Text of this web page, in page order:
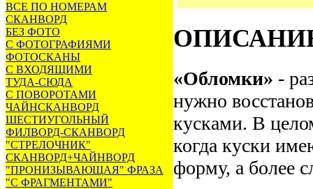
ВСЕ ПО НОМЕРАМ
СКАНВОРД
БЕЗ ФОТО
С ФОТОГРАФИЯМИ
ФОТОСКАНЫ
С ВХОДЯЩИМИ
ТУДА-СЮДА
С ПОВОРОТАМИ
ЧАЙНСКАНВОРД
ШЕСТИУГОЛЬНЫЙ
ФИЛВОРД-СКАНВОРД
"СТРЕЛОЧНИК"
СКАНВОРД+ЧАЙНВОРД
"ПРОНИЗЫВАЮЩАЯ" ФРАЗА
"С ФРАГМЕНТАМИ"
«Обломки» -
нужно
кусками. В
когда куски
форму, а более